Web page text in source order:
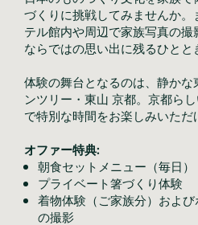
づくりに挑戦してみませんか
テル館内や周辺で家族写真の
ならではの思い出に残るひとと
体験の舞台となるのは、静か
ンツリー・東山 京都。京都ら
で特別な時間をお楽しみいただ
オファー特典:
朝食セットメニュー（毎日）
プライベート箸づくり体験
着物体験（ご家族分）およ
の撮影